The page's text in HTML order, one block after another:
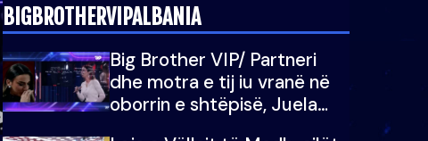
BIGBROTHERVIPALBANIA
Big Brother VIP/ Partneri
dhe motra e tij iu vranë në
oborrin e shtëpisë, Juela